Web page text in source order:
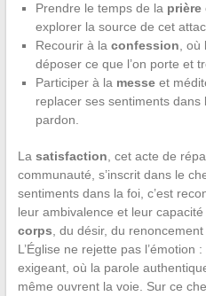
Prendre le temps de la prière
explorer la source de cet
Recourir à la confession ,
déposer ce que l’on porte et
Participer à la messeet
replacer ses sentiments
pardon.
La satisfaction , cet acte de
communauté, s’inscrit dans le
sentiments dans la foi, c’est
leur ambivalence et leur
corps , du désir, du
L’Église ne rejette pas
exigeant, où la parole
même ouvrent la voie. Sur ce